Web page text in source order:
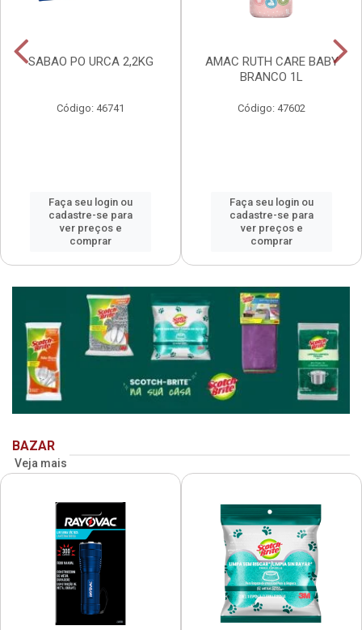
SABAO PO URCA 2,2KG
Código: 46741
Faça seu login ou
cadastre-se para
ver preços e
comprar
AMAC RUTH CARE BABY
BRANCO 1L
Código: 47602
Faça seu login ou
cadastre-se para
ver preços e
comprar
BAZAR
Veja mais